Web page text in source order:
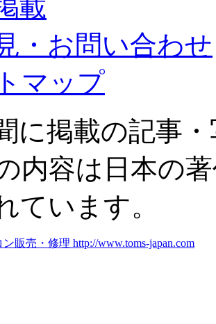
載
・お問い合わせ
マップ
に掲載の記事
内容は日本の
ています。
販売・修理 http://www.toms-japan.com